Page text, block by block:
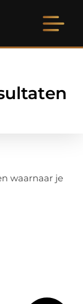
waarnaar je